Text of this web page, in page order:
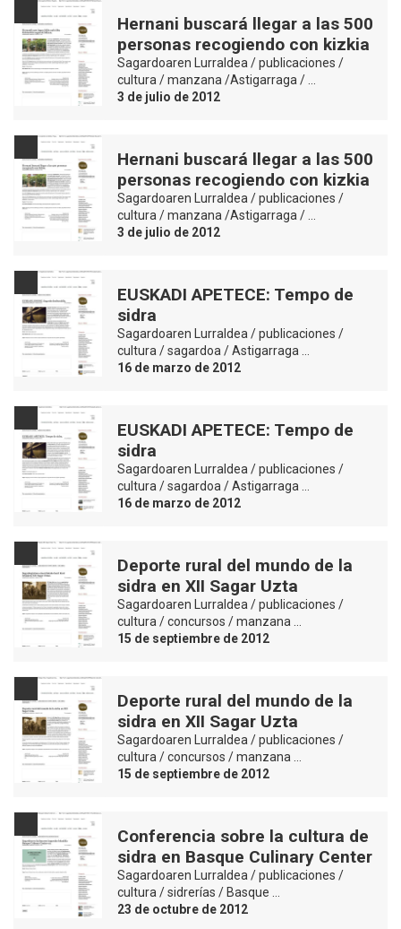
Hernani buscará llegar a las 500
personas recogiendo con kizkia
Sagardoaren Lurraldea / publicaciones /
cultura / manzana /Astigarraga / …
3 de julio de 2012
Hernani buscará llegar a las 500
personas recogiendo con kizkia
Sagardoaren Lurraldea / publicaciones /
cultura / manzana /Astigarraga / …
3 de julio de 2012
EUSKADI APETECE: Tempo de
sidra
Sagardoaren Lurraldea / publicaciones /
cultura / sagardoa / Astigarraga …
16 de marzo de 2012
EUSKADI APETECE: Tempo de
sidra
Sagardoaren Lurraldea / publicaciones /
cultura / sagardoa / Astigarraga …
16 de marzo de 2012
Deporte rural del mundo de la
sidra en XII Sagar Uzta
Sagardoaren Lurraldea / publicaciones /
cultura / concursos / manzana …
15 de septiembre de 2012
Deporte rural del mundo de la
sidra en XII Sagar Uzta
Sagardoaren Lurraldea / publicaciones /
cultura / concursos / manzana …
15 de septiembre de 2012
Conferencia sobre la cultura de
sidra en Basque Culinary Center
Sagardoaren Lurraldea / publicaciones /
cultura / sidrerías / Basque …
23 de octubre de 2012